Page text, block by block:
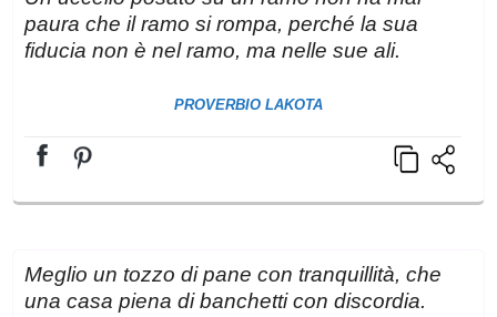
paura che il ramo si rompa, perché la sua
fiducia non è nel ramo, ma nelle sue ali.
PROVERBIO LAKOTA
Meglio un tozzo di pane con tranquillità, che
una casa piena di banchetti con discordia.